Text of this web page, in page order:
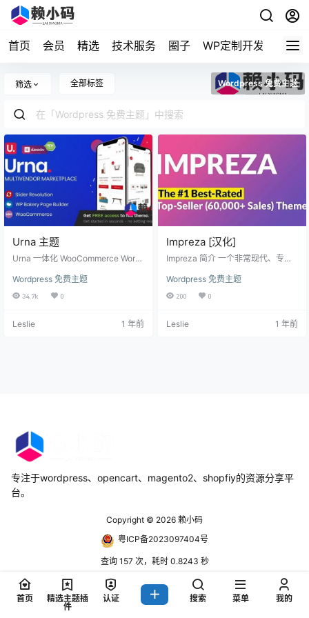
首页 会员 精选 技术服务 圈子 WP定制开发
筛选 全部标签 Wordpress 免费主题
Urna 主题
Urna 一体化 WooCommerce Word
定制的 WooCommerce 多商店 Wor
dPress 主题，可通过强大的主题选
所以您一定会满意的。 Urna 推出了
Wordpress 免费主题
34.7k 0
Leslie 1 年前
Impreza [汉化]
Impreza 简介 一个非常现代、专
应式视网膜级别WordPress主题。I
mpreza可用于任何类型的网站：企
面板改变布局、样式、颜色。你可
Wordpress 免费主题
200 0
Leslie 1 年前
专注于wordpress、opencart、magento2、shopfiy的资源分享平
台。
Copyright © 2026 赖小码
粤ICP备2023097404号
查询 157 次，耗时 0.8243 秒
首页
精选主题插
件
认证 搜索 菜单 我的